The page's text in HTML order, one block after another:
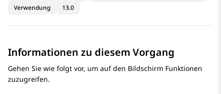
Verwendung
13.0
Informationen zu diesem Vorgang
Gehen Sie wie folgt vor, um auf den Bildschirm Funktionen
zuzugreifen.